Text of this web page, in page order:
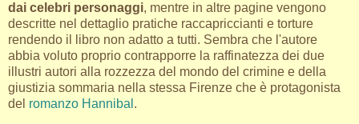
dai celebri personaggi, mentre in altre pagine vengono
descritte nel dettaglio pratiche raccapriccianti e torture
rendendo il libro non adatto a tutti. Sembra che l'autore
abbia voluto proprio contrapporre la raffinatezza dei due
illustri autori alla rozzezza del mondo del crimine e della
giustizia sommaria nella stessa Firenze che è protagonista
del romanzo Hannibal .